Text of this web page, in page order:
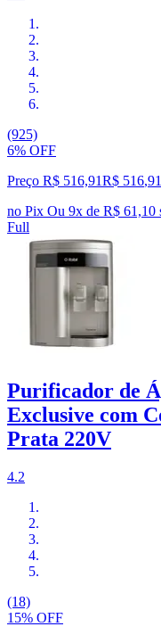
(925)
6% OFF
Preço R$ 516,91R$ 516,91
no Pix Ou 9x de R$ 61,10
Full
Purificador de
Exclusive com
Prata 220V
4.2
(18)
15% OFF